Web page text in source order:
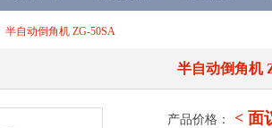
半自动倒角机 ZG-50SA
半自动倒角机
产品价格： < 面